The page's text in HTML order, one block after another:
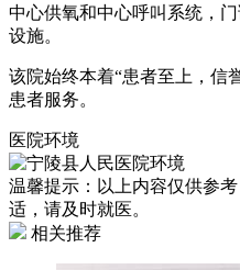
中心供氧和中心呼叫系统，
设施。
该院始终本着“患者至上，信
患者服务。
医院环境
温馨提示：以上内容仅供参
适，请及时就医。
相关推荐